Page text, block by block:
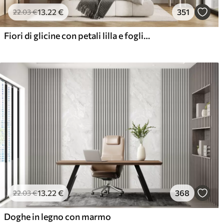
22.03€13 .22 € 351
Fiori di glicine con petali lilla e foglie verdi che pendono dai rami, colori pastello tenui, sfondo color pastello
22.03€13.22 € 368
Doghe in legno con marmo